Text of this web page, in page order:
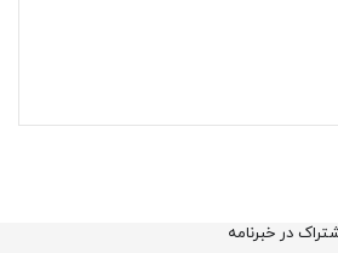
در خبرنامه